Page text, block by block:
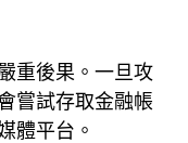
重後果。一旦攻
嘗試存取金融帳
體平台。